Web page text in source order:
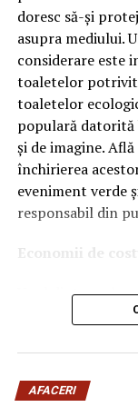
Ce înseamnă
DenumireaVMP
pentru motoare
ridicate și
constructorilor
Acest produs
moderne pe
sisteme
Ce înseamnă
Una dintre cele
doresc să-și
asupra mediului.
considerare este
toaletelor
toaletelor
populară datorită
și de imagine.
închirierea
eveniment verde
responsabil din
Economii de
Unul dintre cele
închiriere
termen lung,
construirea unei
Toaletele
AFACERI